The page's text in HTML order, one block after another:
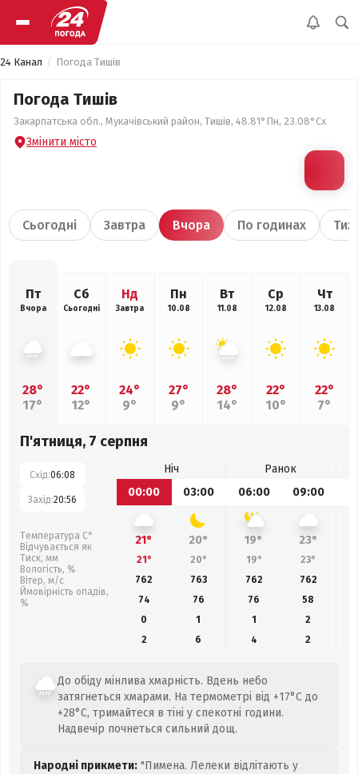
24 Канал Погода Тишів
Погода Тишів
Закарпатська обл., Мукачівський район, Тишів, 48.81°Пн, 23.08°Сх
Змінити місто
Сьогодні Завтра Вчора По годинах
Пт
Вчора
28°
17°
Сб
Сьогодні
22°
12°
Нд
Завтра
24°
9°
Пн
10.08
27°
9°
Вт
11.08
28°
14°
Ср
12.08
22°
10°
Чт
13.08
22°
7°
П'ятниця, 7 серпня
Схід:06:08
Захід:20:56
Температура С°
Відчувається як
Тиск, мм
Вологість, %
Вітер, м/с
Ймовірність опадів,
%
Ніч
Ранок
00:00
03:00 06:00 09:00
21° 20° 19° 23°
21° 20° 19° 23°
762
763 762 762
74
76 76
58
0
1 1
2
2
6 4 2
До обіду мінлива хмарність. Вдень небо
затягнеться хмарами. На термометрі від +17°C до
+28°C, тримайтеся в тіні у спекотні години.
Надвечір почнеться сильний дощ.
Народні прикмети: "Пимена. Лелеки відлітають у